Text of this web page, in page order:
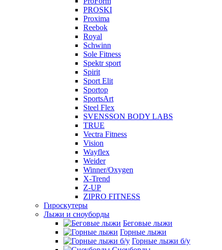
PROSKI
Proxima
Reebok
Royal
Schwinn
Sole Fitness
Spektr sport
Spirit
Sport Elit
Sportop
SportsArt
Steel Flex
SVENSSON BODY LABS
TRUE
Vectra Fitness
Vision
Wayflex
Weider
Winner/Oxygen
X-Trend
Z-UP
ZIPRO FITNESS
Гироскутеры
Лыжи и сноуборды
Беговые лыжи
Горные лыжи
Горные лыжи б/у